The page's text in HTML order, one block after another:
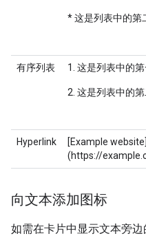
* 这是列表中的第
有序列表 1. 这是列表中的
2. 这是列表中的
Hyperlink
[Example website]
(https://
向文本添加图标
如需在卡片中显示文本旁